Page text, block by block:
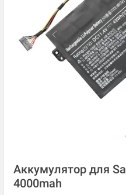
Аккумулятор для
4000mah